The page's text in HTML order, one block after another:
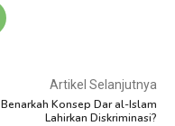
Artikel Selanjutnya
Benarkah Konsep Dar al-Islam
Lahirkan Diskriminasi?